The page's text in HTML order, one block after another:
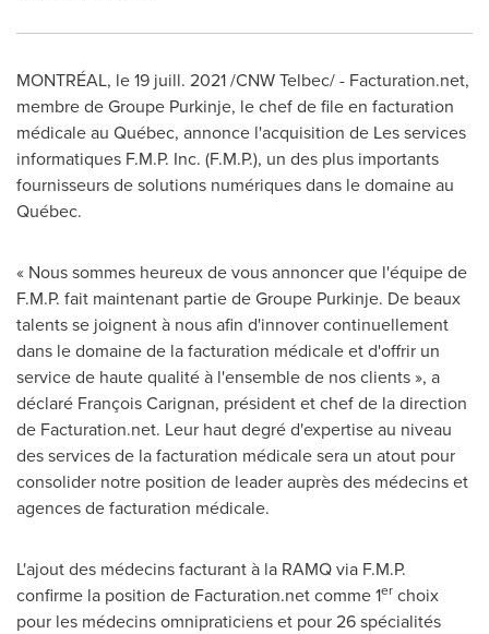
MONTRÉAL, le 19 juill. 2021 /CNW Telbec/ - Facturation.net,
membre de Groupe Purkinje, le chef de file en facturation
médicale au Québec, annonce l'acquisition de Les services
informatiques F.M.P. Inc. (F.M.P.), un des plus importants
fournisseurs de solutions numériques dans le domaine au
Québec.
« Nous sommes heureux de vous annoncer que l'équipe de
F.M.P. fait maintenant partie de Groupe Purkinje. De beaux
talents se joignent à nous afin d'innover continuellement
dans le domaine de la facturation médicale et d'offrir un
service de haute qualité à l'ensemble de nos clients », a
déclaré FrançoisCarignan, président et chef de la direction
de Facturation.net. Leur haut degré d'expertise au niveau
des services de la facturation médicale sera un atout pour
consolider notre position de leader auprès des médecins et
agences de facturation médicale.
L'ajout des médecins facturant à la RAMQ via F.M.P.
confirme la position de Facturation.net comme 1er choix
pour les médecins omnipraticiens et pour 26 spécialités